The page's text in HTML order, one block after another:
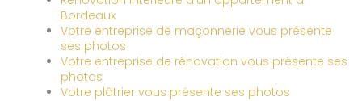
Bordeaux
Votre entreprise de maçonnerie vous présente
ses photos
Votre entreprise de rénovation vous présente ses
photos
Votre plâtrier vous présente ses photos